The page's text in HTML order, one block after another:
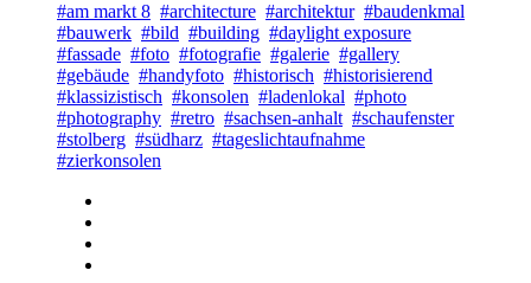
#am markt 8 #architecture #architektur #baudenkmal
#bauwerk #bild #building #daylight exposure
#fassade #foto #fotografie #galerie #gallery
#gebäude #handyfoto #historisch #historisierend
#klassizistisch #konsolen #ladenlokal #photo
#photography #retro #sachsen-anhalt #schaufenster
#stolberg #südharz #tageslichtaufnahme
#zierkonsolen